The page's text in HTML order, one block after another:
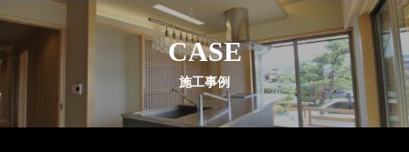
CASE
施工事例